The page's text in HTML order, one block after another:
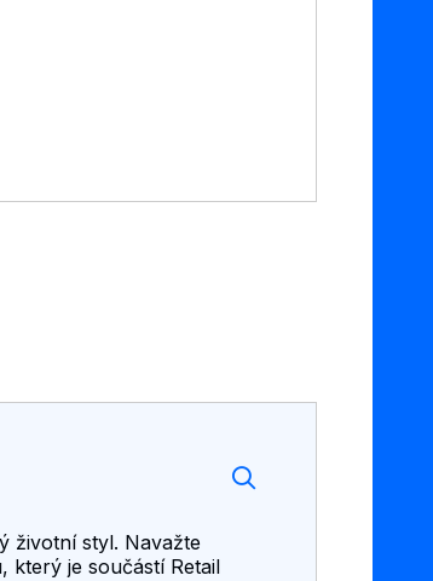
životní styl. Navažte
který je součástí Retail